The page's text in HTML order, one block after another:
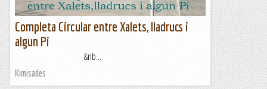
Completa Circular entre Xalets, lladrucs i
algun Pi
&nb...
Kimisades